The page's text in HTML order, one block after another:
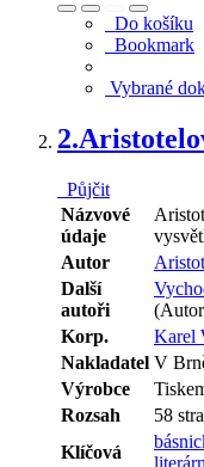
Do košíku
Bookmark
Vybrané
2.
Půjčit
Názvové
údaje
Autor
Další
autoři
Korp.
Karel
Nakladatel V
Výrobce
Rozsah
58
Klíčová